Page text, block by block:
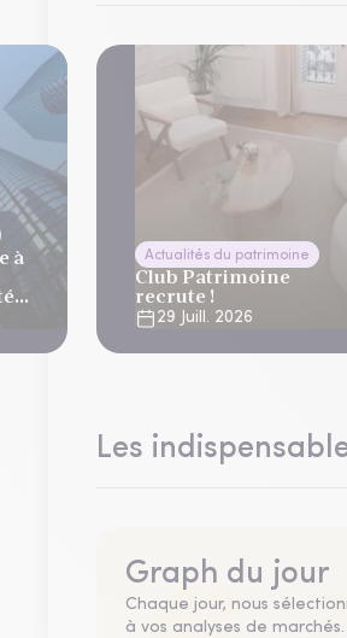
à
Actualités du patrimoine
Club Patrimoine
recrute !
29 Juill. 2026
Les
Graph du jour
Chaque jour, nous
à vos analyses de marchés.